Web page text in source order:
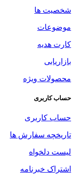
شخصیت ها
موضوعات
کارت هدیه
بازاریابی
محصولات ویژه
حساب کاربری
حساب کاربری
تاریخچه سفارش ها
لیست دلخواه
اشتراک خبرنامه